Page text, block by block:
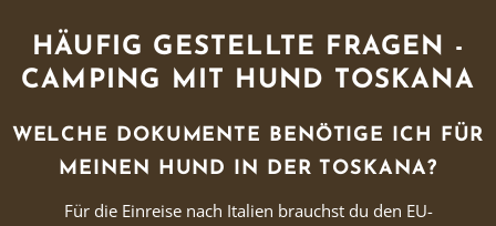
HÄUFIG GESTELLTE FRAGEN -
CAMPING MIT HUND TOSKANA
WELCHE DOKUMENTE BENÖTIGE ICH FÜR
MEINEN HUND IN DER TOSKANA?
Für die Einreise nach Italien brauchst du den EU-